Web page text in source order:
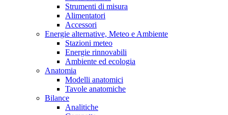
Strumenti di misura
Alimentatori
Accessori
Energie alternative, Meteo e Ambiente
Stazioni meteo
Energie rinnovabili
Ambiente ed ecologia
Anatomia
Modelli anatomici
Tavole anatomiche
Bilance
Analitiche